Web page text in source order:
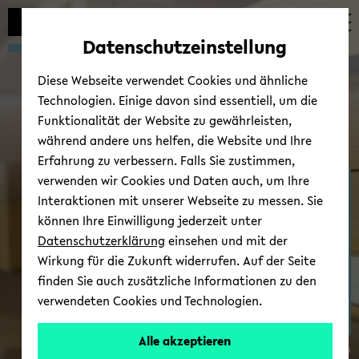
Automatische
vermeiden
zum
wechseln
zum
wechseln
zum
wechseln
Ter­mi­ne/News
© Uni­ver­si­tät Bie­le­feld
Datenschutzeinstellung
Diese Webseite verwendet Cookies und ähnliche
Technologien. Einige davon sind essentiell, um die
Funktionalität der Website zu gewährleisten,
während andere uns helfen, die Website und Ihre
Erfahrung zu verbessern. Falls Sie zustimmen,
verwenden wir Cookies und Daten auch, um Ihre
Interaktionen mit unserer Webseite zu messen. Sie
können Ihre Einwilligung jederzeit unter
Datenschutzerklärung einsehen und mit der
Wirkung für die Zukunft widerrufen. Auf der Seite
finden Sie auch zusätzliche Informationen zu den
verwendeten Cookies und Technologien.
Alle akzeptieren